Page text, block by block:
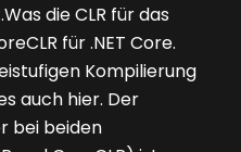
die CLR für das
für .NET Core.
Kompilierung
auch hier. Der
bei beiden